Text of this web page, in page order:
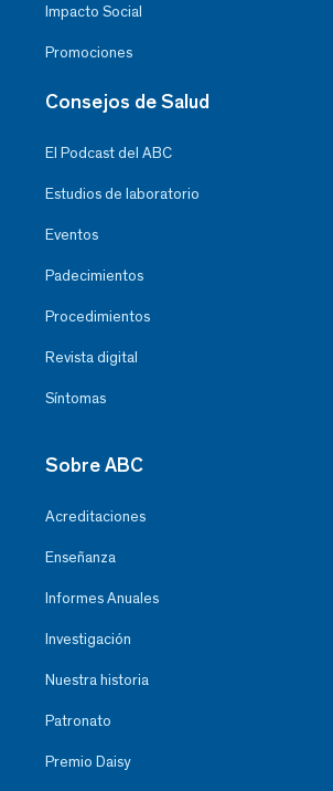
Impacto Social
Promociones
Consejos de Salud
El Podcast del ABC
Estudios de laboratorio
Eventos
Padecimientos
Procedimientos
Revista digital
Síntomas
Sobre ABC
Acreditaciones
Enseñanza
Informes Anuales
Investigación
Nuestra historia
Patronato
Premio Daisy